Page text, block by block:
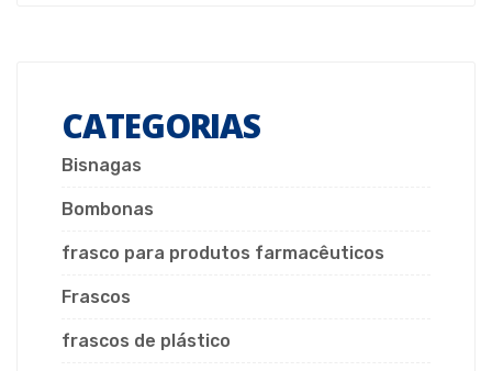
CATEGORIAS
Bisnagas
Bombonas
frasco para produtos farmacêuticos
Frascos
frascos de plástico